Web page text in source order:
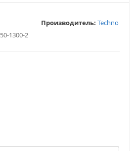
1300-2
Производитель: Techno